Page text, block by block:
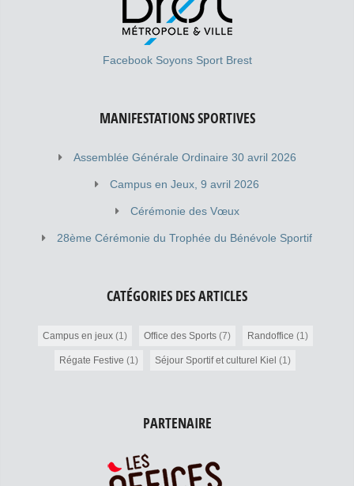
Facebook Soyons Sport Brest
MANIFESTATIONS SPORTIVES
Assemblée Générale Ordinaire 30 avril 2026
Campus en Jeux, 9 avril 2026
Cérémonie des Vœux
28ème Cérémonie du Trophée du Bénévole Sportif
CATÉGORIES DES ARTICLES
Campus en jeux(1) Office des Sports(7) Randoffice (1)
Régate Festive (1) Séjour Sportif et culturel Kiel (1)
PARTENAIRE